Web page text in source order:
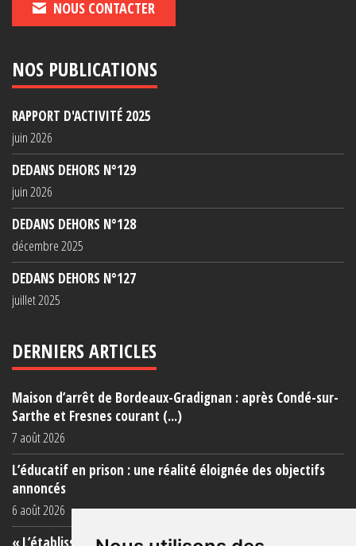
NOUS CONTACTER
NOS PUBLICATIONS
RAPPORT D'ACTIVITÉ 2025
juin 2026
DEDANS DEHORS N°129
juin 2026
DEDANS DEHORS N°128
décembre 2025
DEDANS DEHORS N°127
juillet 2025
DERNIERS ARTICLES
Maison d’arrêt de Bordeaux-Gradignan : après Condé-sur-
Sarthe et Fresnes courant (...)
7 août 2026
L’éducatif en prison : une réalité éloignée des objectifs
annoncés
6 août 2026
« L’établissement est une porcherie totale »